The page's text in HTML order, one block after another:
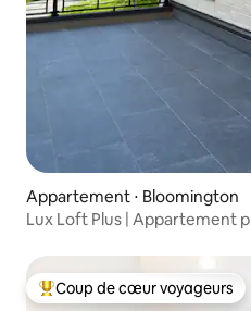
Appartement ⋅ Bloomington
Lux Loft Plus | Appartement
Coups de cœur voyageurs les
Coup de cœur voyageurs